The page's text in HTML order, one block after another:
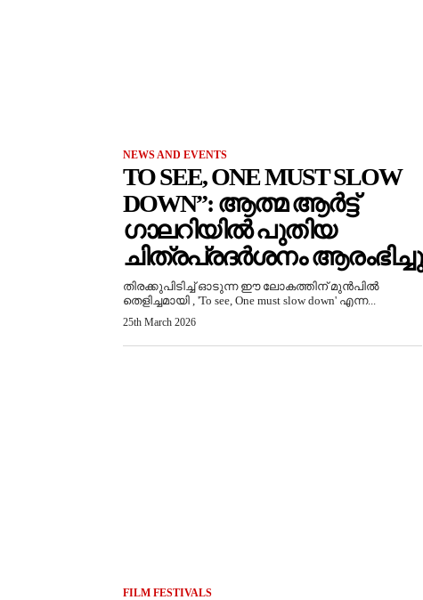
NEWS AND EVENTS
TO SEE, ONE MUST SLOW
DOWN”: ആത്മ ആർട്ട്
ഗാലറിയിൽ പുതിയ
ചിത്രപ്രദർശനം ആരംഭിച്ചു
തിരക്കുപിടിച്ച് ഓടുന്ന ഈ ലോകത്തിന് മുൻപിൽ
തെളിച്ചമായി , 'To see, One must slow down' എന്ന...
25th March 2026
FILM FESTIVALS